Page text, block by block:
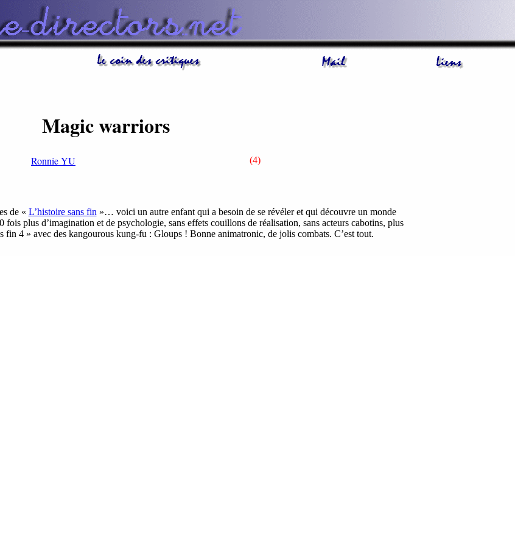
Magic warriors
Ronnie YU (4)
de « L’histoire sans fin »… voici un autre enfant qui a besoin de se révéler et qui découvre un monde
plus d’imagination et de psychologie, sans effets couillons de réalisation, sans acteurs cabotins, plus
fin 4 » avec des kangourous kung-fu : Gloups ! Bonne animatronic, de jolis combats. C’est tout.